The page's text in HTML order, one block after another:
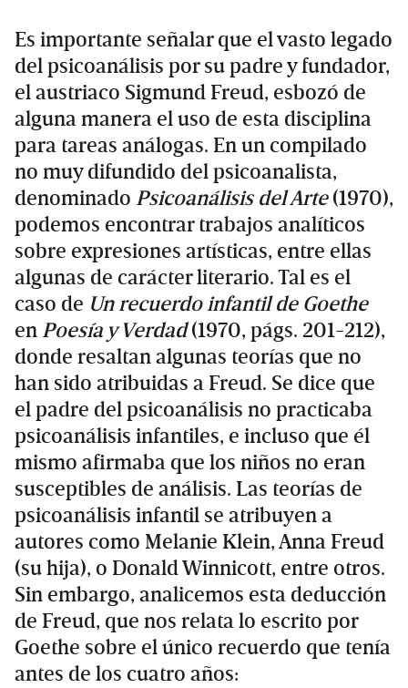
Es importante señalar que el vasto legado
del psicoanálisis por su padre y fundador,
el austriaco Sigmund Freud, esbozó de
alguna manera el uso de esta disciplina
para tareas análogas. En un compilado
no muy difundido del psicoanalista,
denominado Psicoanálisis del Arte(1970),
podemos encontrar trabajos analíticos
sobre expresiones artísticas, entre ellas
algunas de carácter literario. Tal es el
caso de Un recuerdo infantil de Goethe
en Poesía y Verdad(1970, págs. 201-212),
donde resaltan algunas teorías que no
han sido atribuidas a Freud. Se dice que
el padre del psicoanálisis no practicaba
psicoanálisis infantiles, e incluso que él
mismo afirmaba que los niños no eran
susceptibles de análisis. Las teorías de
psicoanálisis infantil se atribuyen a
autores como Melanie Klein, Anna Freud
(su hija), o Donald Winnicott, entre otros.
Sin embargo, analicemos esta deducción
de Freud, que nos relata lo escrito por
Goethe sobre el único recuerdo que tenía
antes de los cuatro años: